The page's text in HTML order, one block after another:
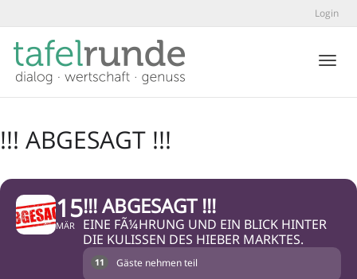
Login
!!! ABGESAGT !!!
15
MÄR
!!! ABGESAGT !!!
EINE FÃ¼HRUNG UND EIN BLICK HINTER
DIE KULISSEN DES HIEBER MARKTES.
11 Gäste nehmen teil